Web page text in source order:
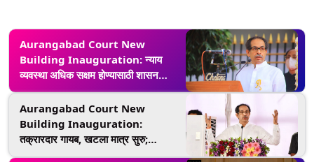
Aurangabad Court New
Building Inauguration: न्याय
व्यवस्था अधिक सक्षम होण्यासाठी शासन
आवश्यक त्या सर्व सुविधा देणार - मुख्यमंत्री
उद्धव ठाकरे
Aurangabad Court New
Building Inauguration:
तक्रारदार गायब, खटला मात्र सुरु;
मुख्यमंत्री उद्धव ठाकरे यांचा परमबीर सिंह